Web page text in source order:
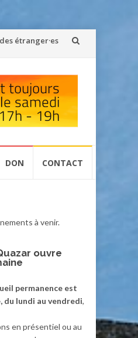
étranger·es
DON CONTACT
à venir.
ouvre
permanence est
du lundi au vendredi,
en présentiel ou au